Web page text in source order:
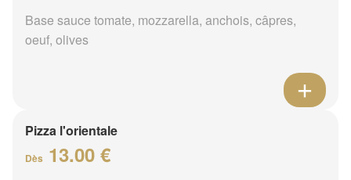
Base sauce tomate, mozzarella, anchois, câpres,
oeuf, olives
Pizza l'orientale
Dès 13.00 €